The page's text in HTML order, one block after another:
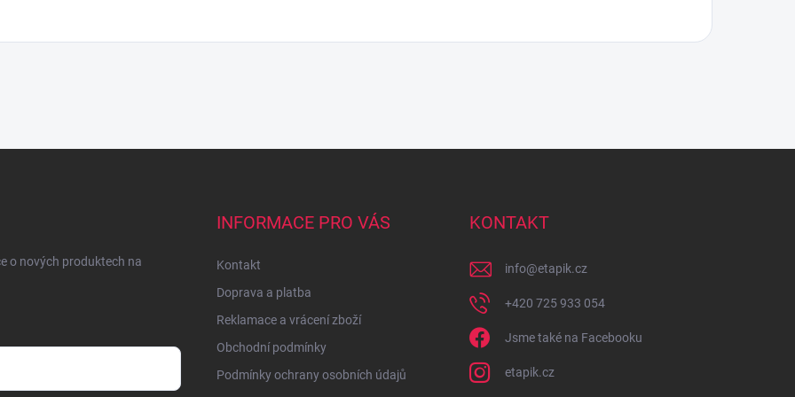
o nových produktech na
INFORMACE PRO VÁS
Kontakt
Doprava a platba
Reklamace a vrácení zboží
Obchodní podmínky
Podmínky ochrany osobních údajů
KONTAKT
info@etapik.cz
+420 725 933 054
Jsme také na Facebooku
etapik.cz